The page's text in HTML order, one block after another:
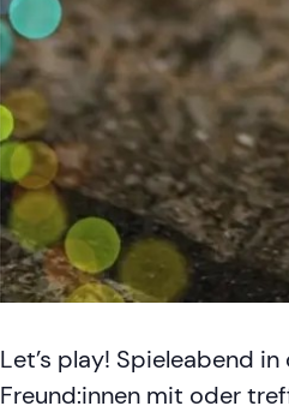
Let’s play! Spieleabend
Freund:innen mit oder